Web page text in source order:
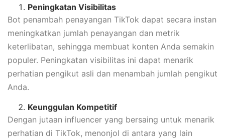
Peningkatan Visibilitas
Bot penambah penayangan TikTok dapat secara instan
meningkatkan jumlah penayangan dan metrik
keterlibatan, sehingga membuat konten Anda semakin
populer. Peningkatan visibilitas ini dapat menarik
perhatian pengikut asli dan menambah jumlah pengikut
Anda.
Keunggulan Kompetitif
Dengan jutaan influencer yang bersaing untuk menarik
perhatian di TikTok, menonjol di antara yang lain